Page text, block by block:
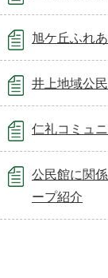
旭ケ丘ふれ
井上地域公
仁礼コミュ
公民館に関
ープ紹介